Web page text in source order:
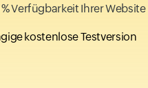
Verfügbarkeit Ihrer Website
kostenlose Testversion